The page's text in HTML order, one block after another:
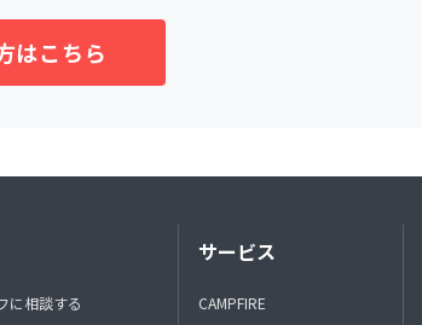
はこちら
に相談する
サービス
CAMPFIRE